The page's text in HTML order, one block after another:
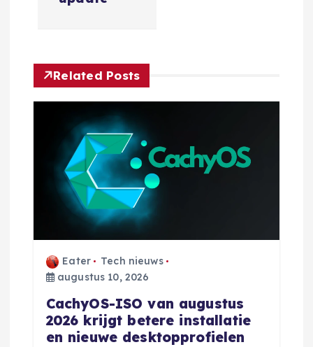
h
t
Related Posts
Eater
Tech nieuws
augustus 10, 2026
CachyOS-ISO van augustus
2026 krijgt betere installatie
en nieuwe desktopprofielen